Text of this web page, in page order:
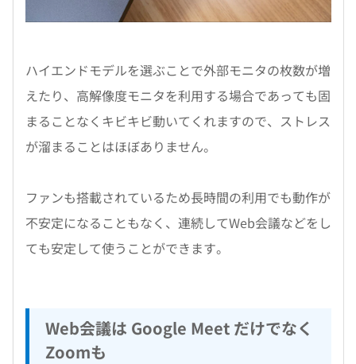
ハイエンドモデルを選ぶことで外部モニタの枚数が増
えたり、高解像度モニタを利用する場合であっても固
まることなくキビキビ動いてくれますので、ストレス
が溜まることはほぼありません。
ファンも搭載されているため長時間の利用でも動作が
不安定になることもなく、連続してWeb会議などをし
ても安定して使うことができます。
Web会議は Google Meet だけでなく
Zoomも